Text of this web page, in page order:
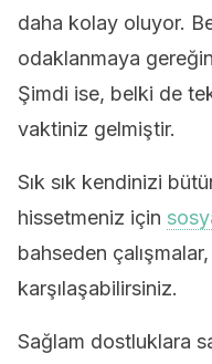
daha kolay oluyor.
odaklanmaya
Şimdi ise, belki de
vaktiniz gelmiştir.
Sık sık kendinizi
hissetmeniz için
bahseden
karşılaşabilirsiniz.
Sağlam dostluklara